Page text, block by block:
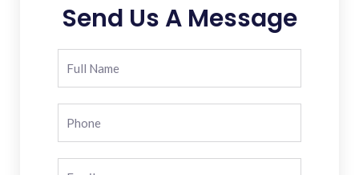
Send Us A Message